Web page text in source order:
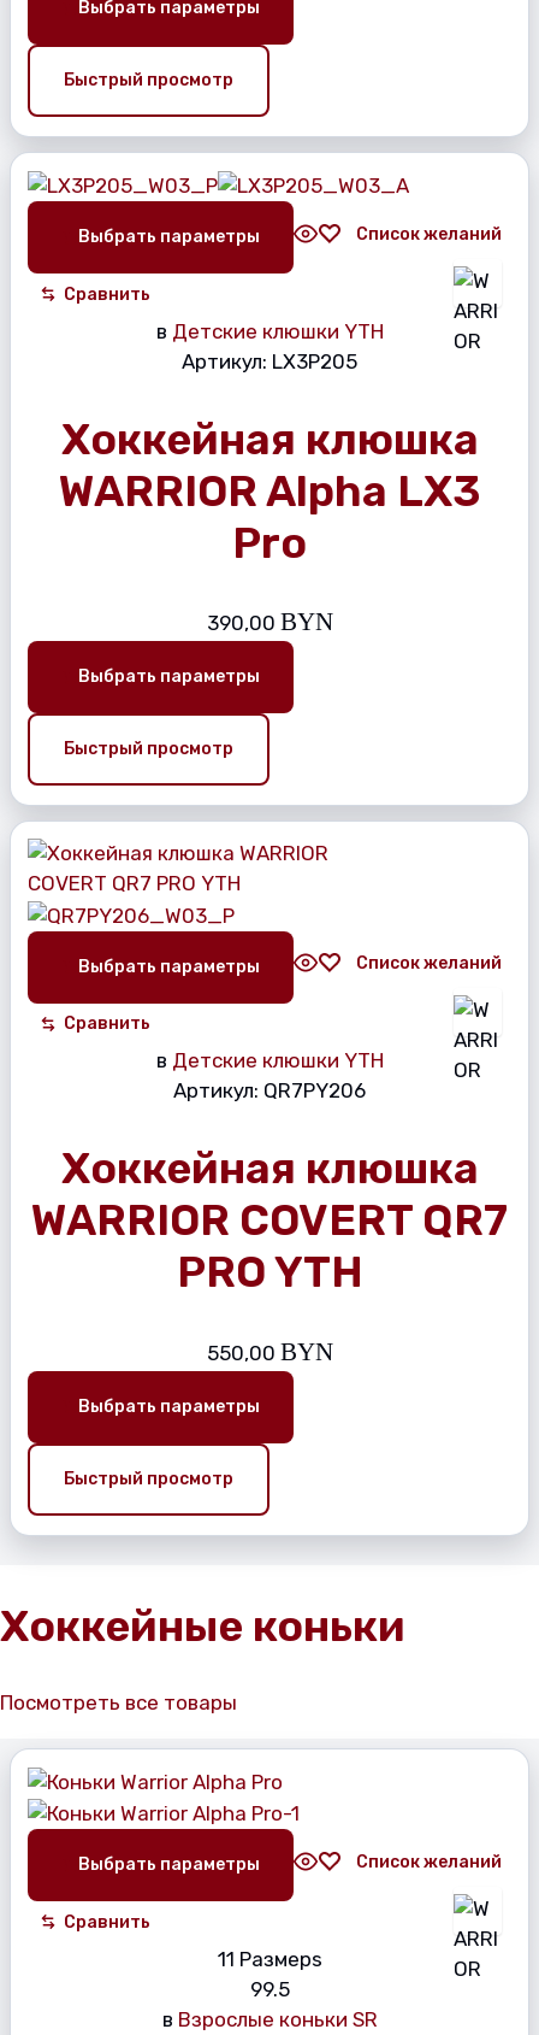
Выбрать параметры
Быстрый просмотр
Выбрать параметры Список желаний
Сравнить
в Детские клюшки YTH
Артикул: LX3P205
Хоккейная клюшка
WARRIOR Alpha LX3
Pro
390,00 BYN
Выбрать параметры
Быстрый просмотр
Выбрать параметры Список желаний
Сравнить
в Детские клюшки YTH
Артикул: QR7PY206
Хоккейная клюшка
WARRIOR COVERT QR7
PRO YTH
550,00 BYN
Выбрать параметры
Быстрый просмотр
Хоккейные коньки
Посмотреть все товары
Выбрать параметры Список желаний
Сравнить
11 Размерs
99.5
в Взрослые коньки SR